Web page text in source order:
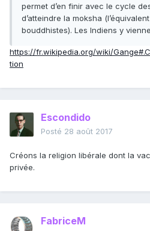
permet d’en finir avec le cycle
d’atteindre la moksha
bouddhistes). Les Indiens y
https://fr.wikipedia.org/wiki/
tion
Escondido
Posté 28 août 2017
Créons la religion libérale dont la
privée.
FabriceM